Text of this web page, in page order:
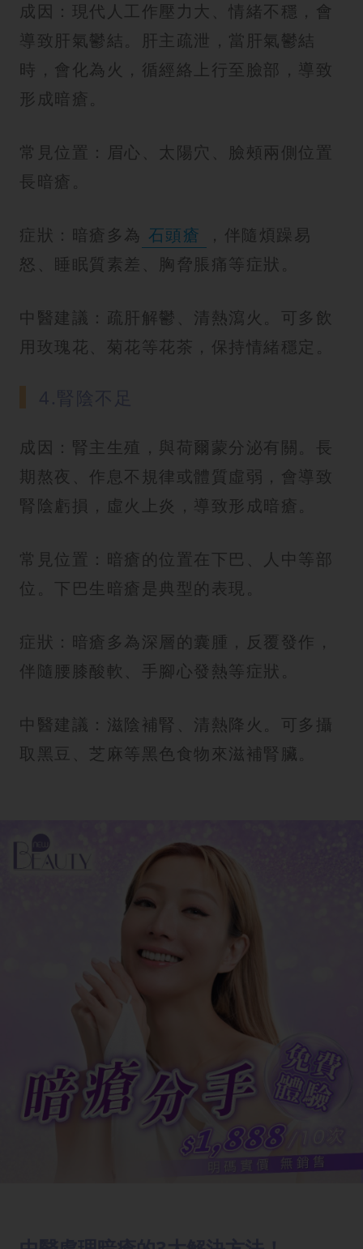
成因：現代人工作壓力大、情緒不穩，會
導致肝氣鬱結。肝主疏泄，當肝氣鬱結
時，會化為火，循經絡上行至臉部，導致
形成暗瘡。
常見位置：眉心、太陽穴、臉頰兩側位置
長暗瘡。
症狀：暗瘡多為 石頭瘡
，伴隨煩躁易
怒、睡眠質素差、胸脅脹痛等症狀。
中醫建議：疏肝解鬱、清熱瀉火。可多飲
用玫瑰花、菊花等花茶，保持情緒穩定。
成因：腎主生殖，與荷爾蒙分泌有關。長
期熬夜、作息不規律或體質虛弱，會導致
腎陰虧損，虛火上炎，導致形成暗瘡。
常見位置：暗瘡的位置在下巴、人中等部
位。下巴生暗瘡是典型的表現。
症狀：暗瘡多為深層的囊腫，反覆發作，
伴隨腰膝酸軟、手腳心發熱等症狀。
中醫建議：滋陰補腎、清熱降火。可多攝
取黑豆、芝麻等黑色食物來滋補腎臟。